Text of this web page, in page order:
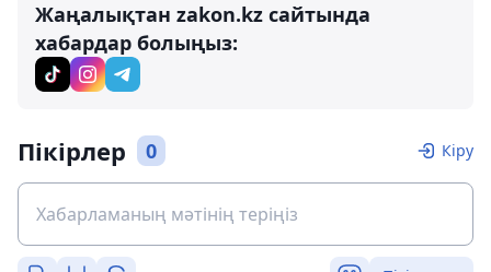
Жаңалықтан zakon.kz сайтында
хабардар болыңыз:
Пікірлер 0 Кіру